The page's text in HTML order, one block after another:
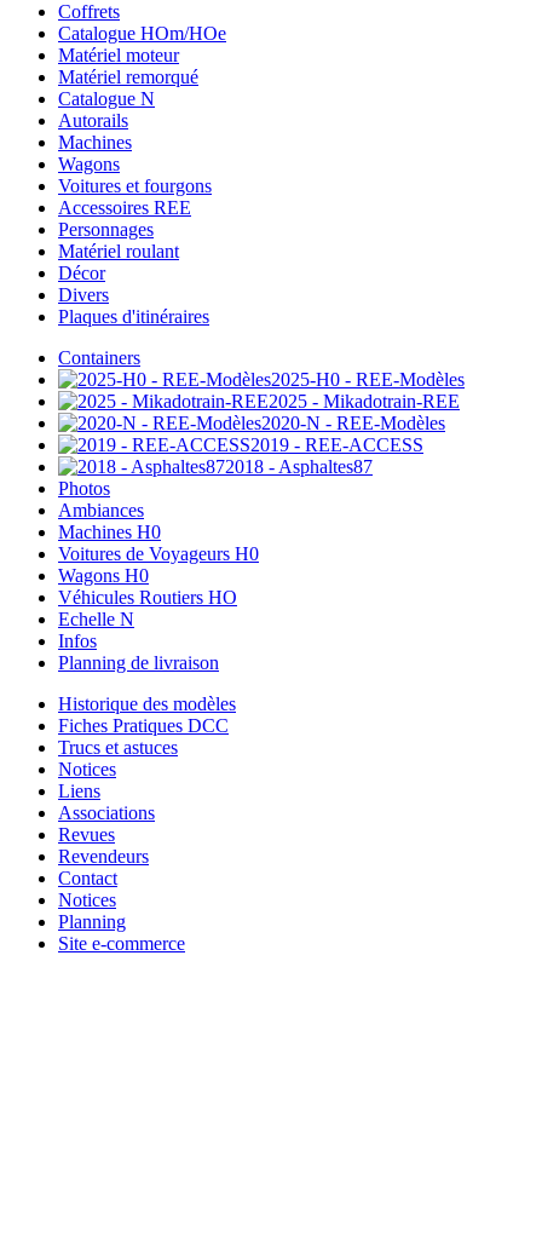
Coffrets
Catalogue HOm/HOe
Matériel moteur
Matériel remorqué
Catalogue N
Autorails
Machines
Wagons
Voitures et fourgons
Accessoires REE
Personnages
Matériel roulant
Décor
Divers
Plaques d'itinéraires
Containers
2025-H0 - REE-Modèles
2025 - Mikadotrain-REE
2020-N - REE-Modèles
2019 - REE-ACCESS
2018 - Asphaltes87
Photos
Ambiances
Machines H0
Voitures de Voyageurs H0
Wagons H0
Véhicules Routiers HO
Echelle N
Infos
Planning de livraison
Historique des modèles
Fiches Pratiques DCC
Trucs et astuces
Notices
Liens
Associations
Revues
Revendeurs
Contact
Notices
Planning
Site e-commerce